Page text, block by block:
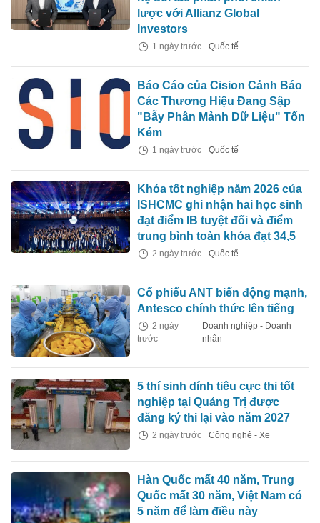
lược với Allianz Global
Investors
1 ngày trước Quốc tế
Báo Cáo của Cision Cảnh Báo
Các Thương Hiệu Đang Sập
"Bẫy Phân Mảnh Dữ Liệu" Tốn
Kém
1 ngày trước Quốc tế
Khóa tốt nghiệp năm 2026 của
ISHCMC ghi nhận hai học sinh
đạt điểm IB tuyệt đối và điểm
trung bình toàn khóa đạt 34,5
2 ngày trước Quốc tế
Cổ phiếu ANT biến động mạnh,
Antesco chính thức lên tiếng
2 ngày
trước
Doanh nghiệp - Doanh
nhân
5 thí sinh dính tiêu cực thi tốt
nghiệp tại Quảng Trị được
đăng ký thi lại vào năm 2027
2 ngày trước Công nghệ - Xe
Hàn Quốc mất 40 năm, Trung
Quốc mất 30 năm, Việt Nam có
5 năm để làm điều này